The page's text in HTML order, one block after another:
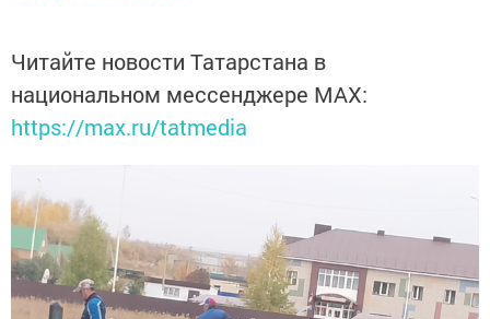
Читайте новости Татарстана в
национальном мессенджере MАХ:
https://max.ru/tatmedia